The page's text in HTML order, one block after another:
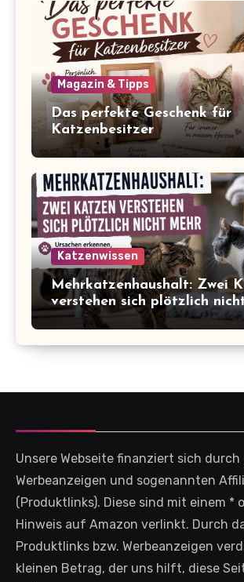
Magazin & Tipps
Das perfekte Geschenk für
Katzenbesitzer
Katzenwissen
Mehrkatzenhaushalt: Zwei
verstehen sich plötzlich
Unsere Webseite finanziert sich
Werbeanzeigen und sogenannten
(Produktlinks). Diese sind mit einem *
Hinweis auf Amazon verlinkt. Durch
Produktlinks bzw. Werbeanzeigen
kleinen Betrag, der uns hilft, diese